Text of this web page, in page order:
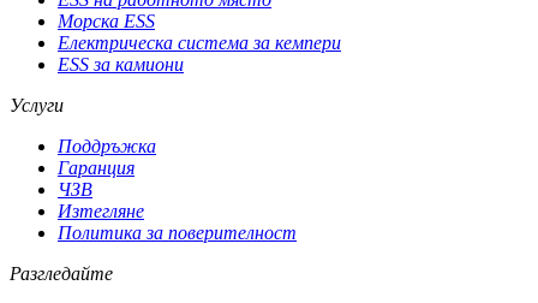
Морска ESS
Електрическа система за кемпери
ESS за камиони
Услуги
Поддръжка
Гаранция
ЧЗВ
Изтегляне
Политика за поверителност
Разгледайте